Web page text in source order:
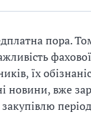
пора.
їх
новини, вже